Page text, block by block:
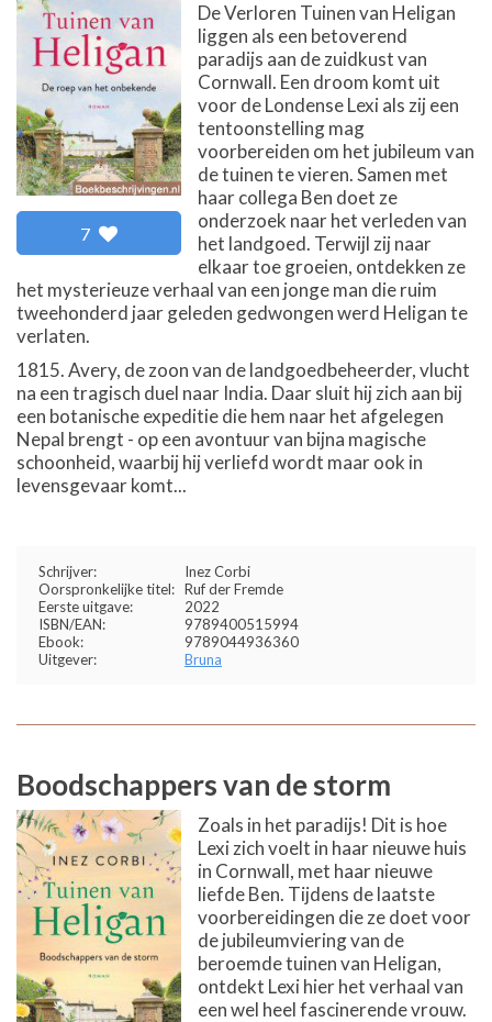
7
De Verloren Tuinen van Heligan
liggen als een betoverend
paradijs aan de zuidkust van
Cornwall. Een droom komt uit
voor de Londense Lexi als zij een
tentoonstelling mag
voorbereiden om het jubileum van
de tuinen te vieren. Samen met
haar collega Ben doet ze
onderzoek naar het verleden van
het landgoed. Terwijl zij naar
elkaar toe groeien, ontdekken ze
het mysterieuze verhaal van een jonge man die ruim
tweehonderd jaar geleden gedwongen werd Heligan te
verlaten.
1815. Avery, de zoon van de landgoedbeheerder, vlucht
na een tragisch duel naar India. Daar sluit hij zich aan bij
een botanische expeditie die hem naar het afgelegen
Nepal brengt - op een avontuur van bijna magische
schoonheid, waarbij hij verliefd wordt maar ook in
levensgevaar komt...
Schrijver:
Inez Corbi
Oorspronkelijke titel: Ruf der Fremde
Eerste uitgave:
2022
ISBN/EAN:
9789400515994
Ebook:
9789044936360
Uitgever:
Bruna
Boodschappers van de storm
Zoals in het paradijs! Dit is hoe
Lexi zich voelt in haar nieuwe huis
in Cornwall, met haar nieuwe
liefde Ben. Tijdens de laatste
voorbereidingen die ze doet voor
de jubileumviering van de
beroemde tuinen van Heligan,
ontdekt Lexi hier het verhaal van
een wel heel fascinerende vrouw.